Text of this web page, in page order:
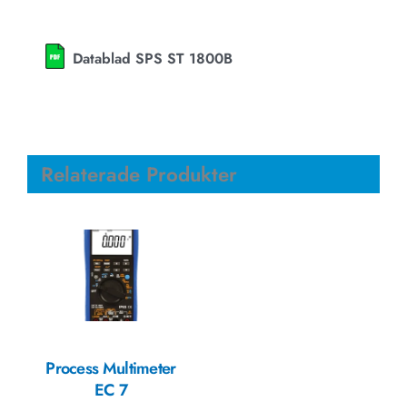
Datablad SPS ST 1800B
Relaterade Produkter
Process Multimeter
EC 7